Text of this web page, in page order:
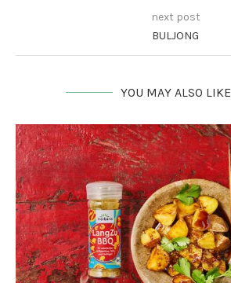
next post
BULJONG
YOU MAY ALSO LIKE